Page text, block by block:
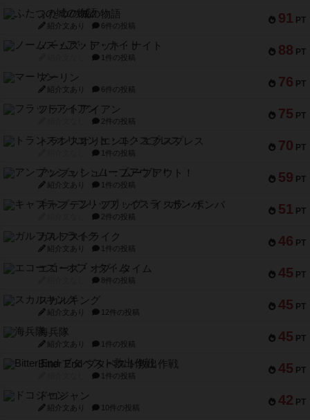
91 PT
ふたつの城の物語
紹介文あり 6件の投稿
88 PT
ノームズ・アット・ナイト
1件の投稿
76 PT
マーリン
紹介文あり 6件の投稿
75 PT
フラットアイアン
2件の投稿
70 PT
トランスオリエント・エクスプレス
1件の投稿
59 PT
アンブッシュ！：ムーブアウト！
紹介文あり 1件の投稿
51 PT
キャプテン・フリップ：イスラ・ボンバ
2件の投稿
46 PT
ガルフストライク
紹介文あり 1件の投稿
45 PT
エコーズ・オブ・タイム
8件の投稿
45 PT
スカルキング
紹介文あり 12件の投稿
45 PT
海兵隊
紹介文あり 1件の投稿
45 PT
Bitter End ブタペスト救出作戦
1件の投稿
42 PT
ドコジャン
紹介文あり 10件の投稿